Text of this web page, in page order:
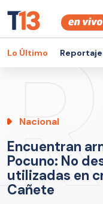
Lo Último
Nacional
Encuentran
Pocuno: No
utilizadas en
Cañete